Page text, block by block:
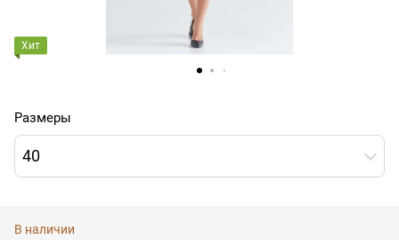
Хит
Размеры
40
В наличии